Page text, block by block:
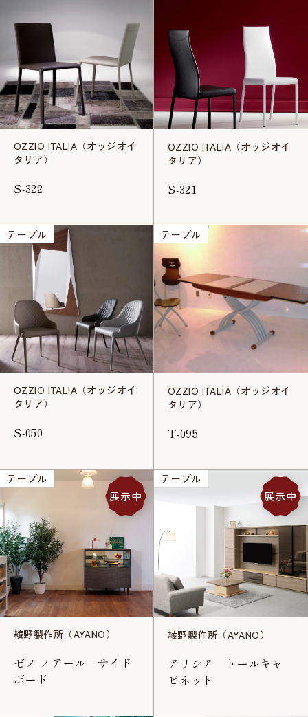
OZZIO ITALIA（オッジオイ
タリア）
S-322
OZZIO ITALIA（オッジオイ
タリア）
S-321
テーブル
OZZIO ITALIA（オッジオイ
タリア）
S-050
テーブル
OZZIO ITALIA（オッジオイ
タリア）
T-095
テーブル
展示中
綾野製作所（AYANO）
ゼノ ノアール サイド
ボード
テーブル
展示中
綾野製作所（AYANO）
アリシア トールキャ
ビネット